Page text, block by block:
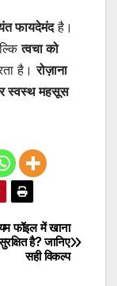
फायदेमंदहै।
त्वचा को
है।रोज़ाना
स्वस्थ महसूस
फॉइल में खाना
है? जानिए
सही विकल्प